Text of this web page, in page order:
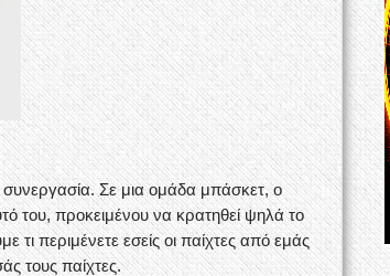
συνεργασία. Σε μια ομάδα μπάσκετ, ο
του, προκειμένου να κρατηθεί ψηλά το
τι περιμένετε εσείς οι παίχτες από εμάς
τους παίχτες.